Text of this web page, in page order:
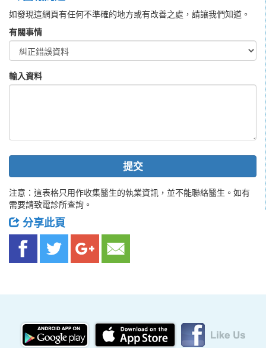
如發現這網頁有任何不準確的地方或有改善之處，請讓我們知道。
有關事情
輸入資料
提交
注意：這表格只用作收集醫生的執業資訊，並不能聯絡醫生。如有
需要請致電診所查詢。
分享此頁